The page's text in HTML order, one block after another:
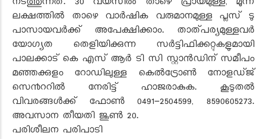
നടത്തുന്നത്. 30 വയസിൽ താഴെ പ്രായമുള്ള, മൂന്ന്
ലക്ഷത്തിൽ താഴെ വാർഷിക വരുമാനമുള്ള പ്ലസ് ടു
പാസായവർക്ക് അപേക്ഷിക്കാം. താത്പര്യമുള്ളവർ
യോഗ്യത തെളിയിക്കുന്ന സർട്ടിഫിക്കറ്റുകളുമായി
പാലക്കാട് കെ എസ് ആർ ടി സി സ്റ്റാൻഡിന് സമീപം
മഞ്ഞക്കുളം റോഡിലുള്ള കെൽട്രോൺ നോളഡ്ജ്
സെ൯ററിൽ നേരിട്ട് ഹാജരാകുക. കൂടുതൽ
വിവരങ്ങൾക്ക് ഫോൺ 0491-2504599, 8590605273.
അവസാന തീയതി ജൂൺ 20.
പരിശീലന പരിപാടി